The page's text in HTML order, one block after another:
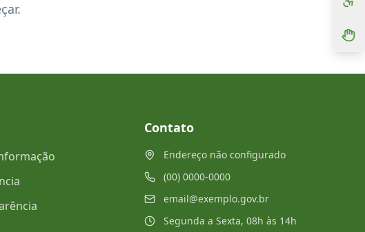
Contato
Endereço não configurado
(00) 0000-0000
email@exemplo.gov.br
Segunda a Sexta, 08h às 14h